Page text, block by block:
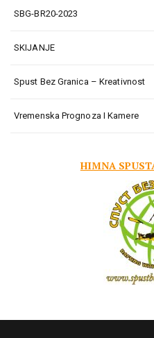
SBG-BR20-2023
SKIJANJE
Spust Bez Granica – Kreativnost
Vremenska Prognoza I Kamere
HIMNA